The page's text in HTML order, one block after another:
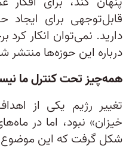
قابل‌توجهی برای ایجاد
دارید. نمی‌توان انکار
درباره این حوزه‌ها منتشر
همه‌چیز تحت کنترل ما
تغییر رژیم یکی از
خیزان» نبود، اما در
شکل گرفت که این